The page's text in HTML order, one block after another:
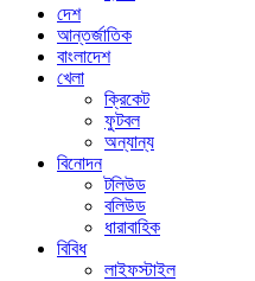
দেশ
আন্তর্জাতিক
বাংলাদেশ
খেলা
ক্রিকেট
ফুটবল
অন্যান্য
বিনোদন
টলিউড
বলিউড
ধারাবাহিক
বিবিধ
লাইফস্টাইল